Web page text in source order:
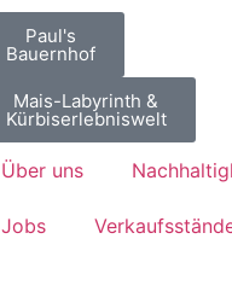
Paul's
Bauernhof
Mais-Labyrinth &
Kürbiserlebniswelt
Über uns
Jobs